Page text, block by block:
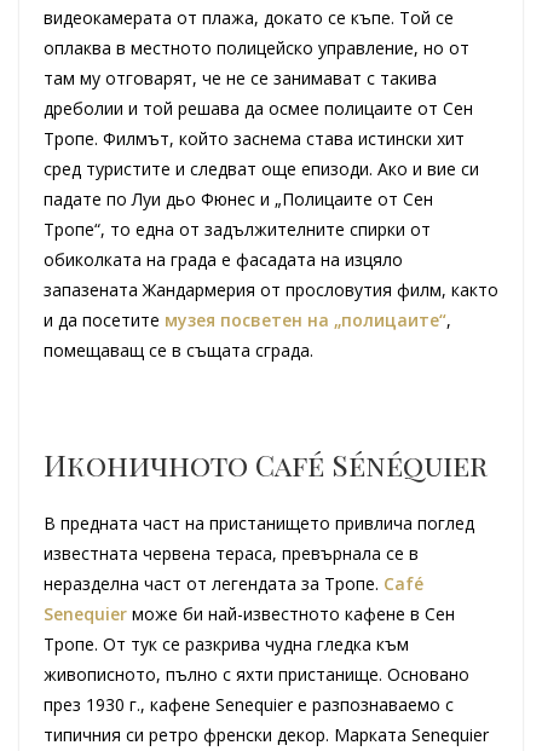
видеокамерата от плажа, докато се къпе. Той се
оплаква в местното полицейско управление, но от
там му отговарят, че не се занимават с такива
дреболии и той решава да осмее полицаите от Сен
Тропе. Филмът, който заснема става истински хит
сред туристите и следват още епизоди. Ако и вие си
падате по Луи дьо Фюнес и „Полицаите от Сен
Тропе“, то една от задължителните спирки от
обиколката на града е фасадата на изцяло
запазената Жандармерия от прословутия филм, както
и да посетите музея посветен на „полицаите“,
помещаващ се в същата сграда.
Иконичното Café Sénéquier
В предната част на пристанището привлича поглед
известната червена тераса, превърнала се в
неразделна част от легендата за Тропе. Café
Senequier може би най-известното кафене в Сен
Тропе. От тук се разкрива чудна гледка към
живописното, пълно с яхти пристанище. Основано
през 1930 г., кафене Senequier е разпознаваемо с
типичния си ретро френски декор. Марката Senequier